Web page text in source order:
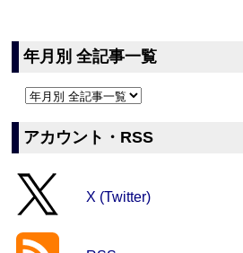
年月別 全記事一覧
アカウント・RSS
X (Twitter)